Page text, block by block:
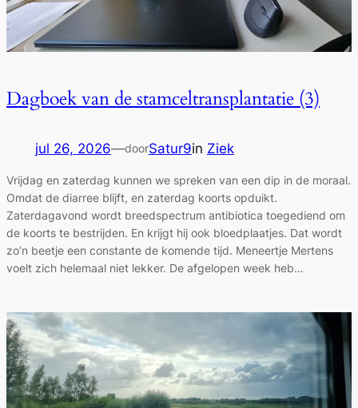
Dagboek van de stamceltransplantatie (3)
jul 26, 2026—doorSatur9in Ziek
Vrijdag en zaterdag kunnen we spreken van een dip in de moraal.
Omdat de diarree blijft, en zaterdag koorts opduikt.
Zaterdagavond wordt breedspectrum antibiotica toegediend om
de koorts te bestrijden. En krijgt hij ook bloedplaatjes. Dat wordt
zo’n beetje een constante de komende tijd. Meneertje Mertens
voelt zich helemaal niet lekker. De afgelopen week heb…